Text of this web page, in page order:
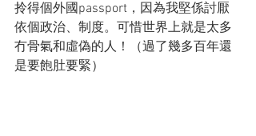
拎得個外國passport，因為我堅係討厭
依個政治、制度。可惜世界上就是太多
冇骨氣和虛偽的人！（過了幾多百年還
是要飽肚要緊）